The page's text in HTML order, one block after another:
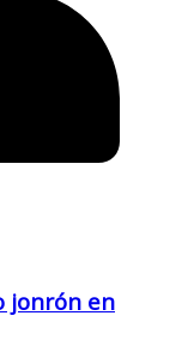
jonrón en